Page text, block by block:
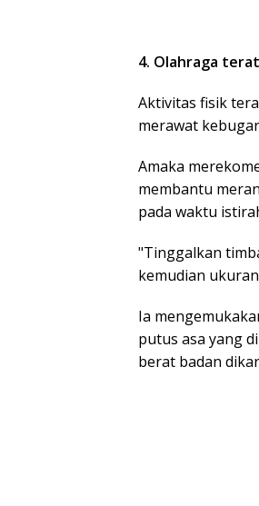
4. Olahraga
Aktivitas fisik
merawat
Amaka
membantu
pada waktu
"Tinggalkan
kemudian
Ia
putus asa yang
berat badan